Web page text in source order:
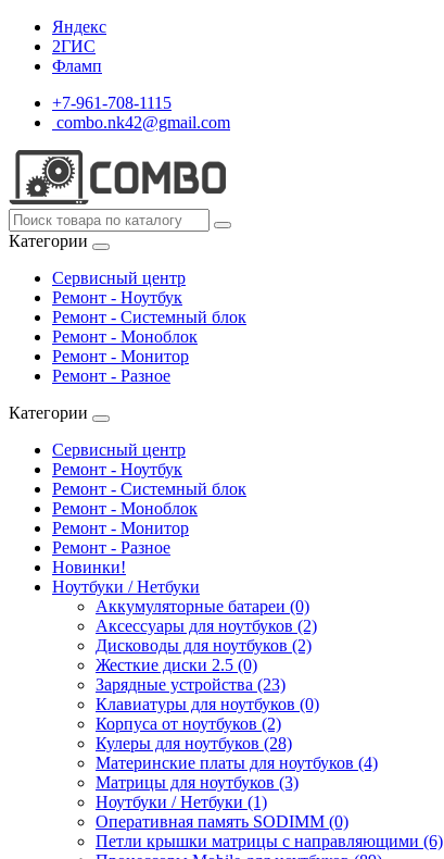
Яндекс
2ГИС
Фламп
+7-961-708-1115
combo.nk42@gmail.com
Категории
Сервисный центр
Ремонт - Ноутбук
Ремонт - Системный блок
Ремонт - Моноблок
Ремонт - Монитор
Ремонт - Разное
Категории
Сервисный центр
Ремонт - Ноутбук
Ремонт - Системный блок
Ремонт - Моноблок
Ремонт - Монитор
Ремонт - Разное
Новинки!
Ноутбуки / Нетбуки
Аккумуляторные батареи (0)
Аксессуары для ноутбуков (2)
Дисководы для ноутбуков (2)
Жесткие диски 2.5 (0)
Зарядные устройства (23)
Клавиатуры для ноутбуков (0)
Корпуса от ноутбуков (2)
Кулеры для ноутбуков (28)
Материнские платы для ноутбуков (4)
Матрицы для ноутбуков (3)
Ноутбуки / Нетбуки (1)
Оперативная память SODIMM (0)
Петли крышки матрицы с направляющими (6)